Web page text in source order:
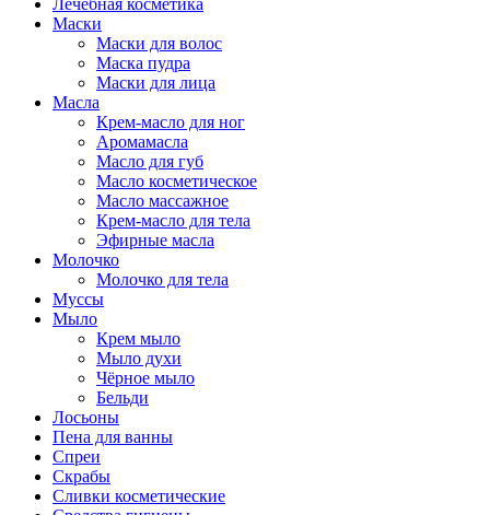
Лечебная косметика
Маски
Маски для волос
Маска пудра
Маски для лица
Масла
Крем-масло для ног
Аромамасла
Масло для губ
Масло косметическое
Масло массажное
Крем-масло для тела
Эфирные масла
Молочко
Молочко для тела
Муссы
Мыло
Крем мыло
Мыло духи
Чёрное мыло
Бельди
Лосьоны
Пена для ванны
Спреи
Скрабы
Сливки косметические